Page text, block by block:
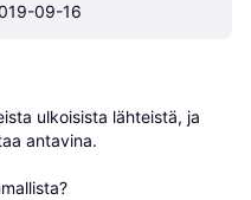
09-16
ulkoisista lähteistä, ja
antavina.